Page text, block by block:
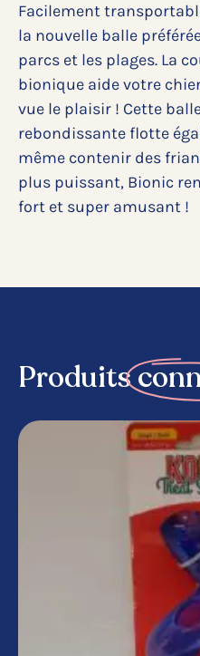
Facilement
la nouvelle balle
parcs et les plages. La
bionique aide votre
vue le plaisir ! Cette
rebondissante flotte
même contenir des
plus puissant, Bionic
fort et super amusant !
Produits